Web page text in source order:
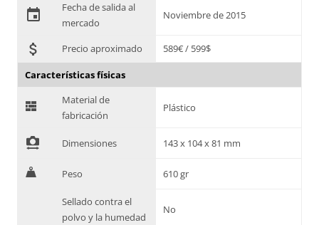
event
Fecha de salida al
mercado
Noviembre de 2015
attach_money Precio aproximado 589€ / 599$
Características físicas
G
Material de
fabricación
Plástico
! Dimensiones 143 x 104 x 81 mm
H Peso 610 gr
Sellado contra el
polvo y la humedad
No